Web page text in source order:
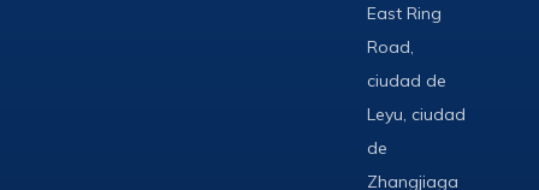
East Ring
Road,
ciudad de
Leyu, ciudad
de
Zhangjiaga